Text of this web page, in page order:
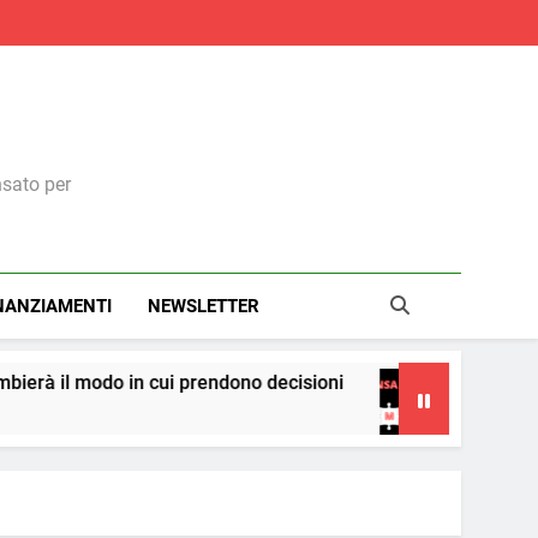
per
NEWSLETTER
decisioni La teoria dei cerchi
5 Giorni Ago